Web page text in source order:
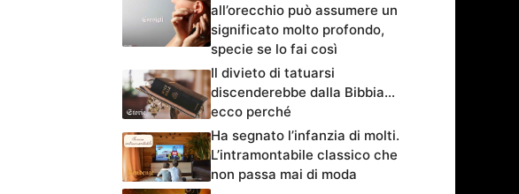
all’orecchio può assumere un
significato molto profondo,
specie se lo fai così
Il divieto di tatuarsi
discenderebbe dalla Bibbia…
ecco perché
Ha segnato l’infanzia di molti.
L’intramontabile classico che
non passa mai di moda